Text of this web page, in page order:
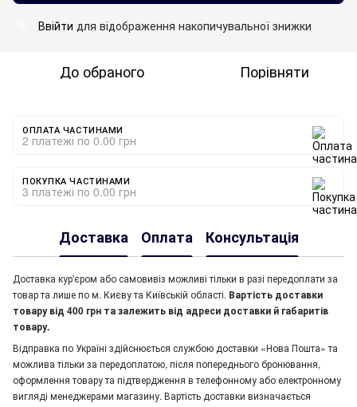
Ввійти для відображення накопичувальної знижки
До обраного Порівняти
ОПЛАТА ЧАСТИНАМИ
2 платежі по 0.00 грн
ПОКУПКА ЧАСТИНАМИ
3 платежі по 0.00 грн
Доставка Оплата Консультація
Доставка кур'єром або самовивіз можливі тільки в разі передоплати за
товар та лише по м. Києву та Київській області. Вартість доставки
товару від 400 грн та залежить від адреси доставки й габаритів
товару.
Відправка по Україні здійснюється службою доставки «Нова Пошта» та
можлива тільки за передоплатою, після попереднього бронювання,
оформлення товару та підтвердження в телефонному або електронному
вигляді менеджерами магазину. Вартість доставки визначається